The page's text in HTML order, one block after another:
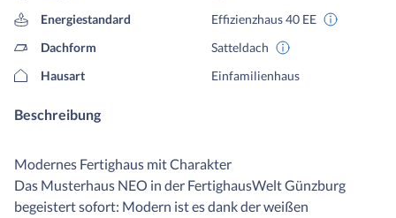
Energiestandard
Effizienzhaus 40 EE
Dachform
Satteldach
Hausart
Einfamilienhaus
Beschreibung
Modernes Fertighaus mit Charakter
Das Musterhaus NEO in der FertighausWelt Günzburg
begeistert sofort: Modern ist es dank der weißen